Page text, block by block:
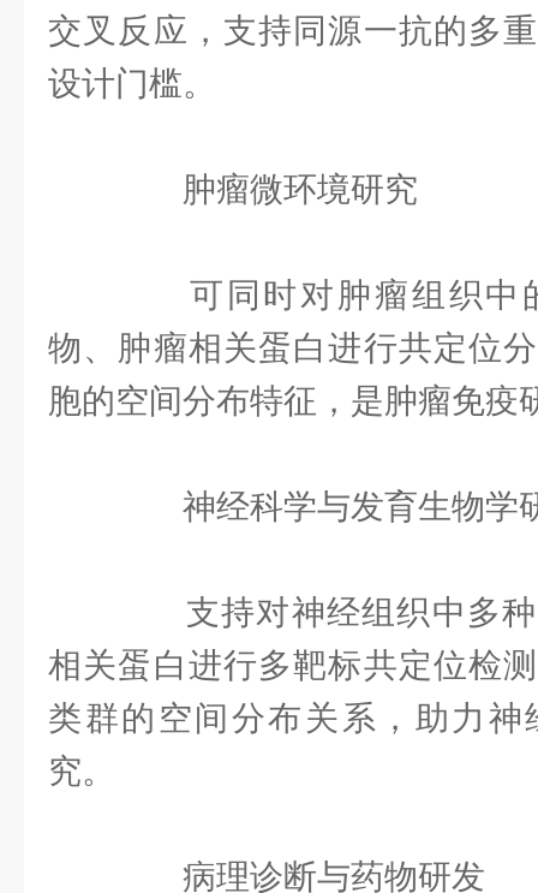
交叉反应，支持同源一抗的多
设计门槛。
‌肿瘤微环境研究‌
可同时对肿瘤组织中
物、肿瘤相关蛋白进行共定位
胞的空间分布特征，是肿瘤免疫
神经科学与发育生物学
支持对神经组织中多种
相关蛋白进行多靶标共定位检
类群的空间分布关系，助力
究。
‌病理诊断与药物研发‌